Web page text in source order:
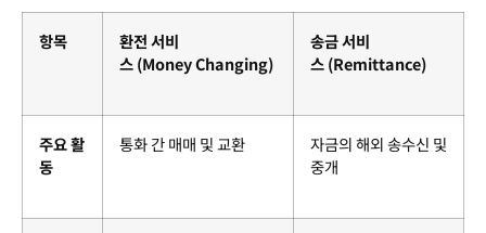
항목
환전 서비
스 (Money Changing)
송금 서비
스 (Remittance)
주요 활
동
통화 간 매매 및 교환
자금의 해외 송수신 및
중개